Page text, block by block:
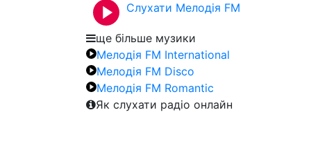
Слухати Мелодія FM
ще більше музики
Мелодія FM International
Мелодія FM Disco
Мелодія FM Romantic
Як слухати радіо онлайн